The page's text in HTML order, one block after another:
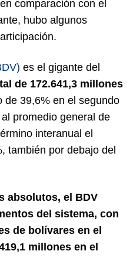
comparación con el
hubo algunos
es el gigante del
de 172.641,3 millones
de 39,6% en el segundo
promedio general de
interanual el
también por debajo del
absolutos, el BDV
del sistema, con
de bolívares en el
millones en el